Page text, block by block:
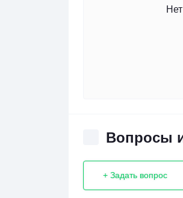
Вопросы
+ Задать вопрос